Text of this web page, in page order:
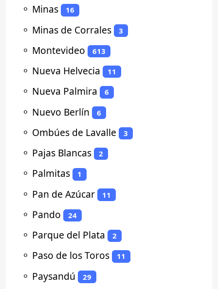
⚬ Minas 16
⚬ Minas de Corrales 3
⚬ Montevideo 613
⚬ Nueva Helvecia 11
⚬ Nueva Palmira 6
⚬ Nuevo Berlín 6
⚬ Ombúes de Lavalle 3
⚬ Pajas Blancas 2
⚬ Palmitas 1
⚬ Pan de Azúcar 11
⚬ Pando 24
⚬ Parque del Plata 2
⚬ Paso de los Toros 11
⚬ Paysandú 29